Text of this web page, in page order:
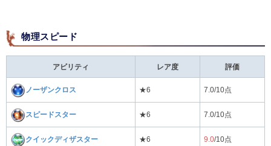
物理スピード
アビリティ レア度 評価
ノーザンクロス ★6 7.0/10点
スピードスター ★6 7.0/10点
クイックディザスター ★6 9.0/10点